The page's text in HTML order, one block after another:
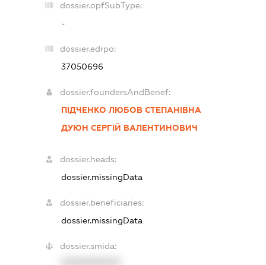
dossier.opfSubType:
-
dossier.edrpo:
37050696
dossier.foundersAndBenef:
ПІДЧЕНКО ЛЮБОВ СТЕПАНІВНА
ДУЮН СЕРГІЙ ВАЛЕНТИНОВИЧ
dossier.heads:
dossier.missingData
dossier.beneficiaries:
dossier.missingData
dossier.smida: